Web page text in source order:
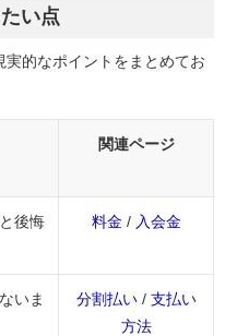
い点
的なポイントをまとめてお
関連ページ
後悔
料金 / 入会金
いま
分割払い/ 支払い
方法